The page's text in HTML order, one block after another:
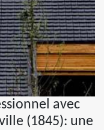
avec
(1845): une